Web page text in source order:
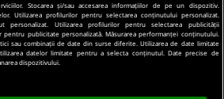
Stocarea și/sau accesarea informațiilor de pe un dispozitiv.
Utilizarea profilurilor pentru selectarea conținutului personalizat.
personalizat. Utilizarea profilurilor pentru selectarea publicității
pentru publicitate personalizată. Măsurarea performanței conținutului.
sau combinații de date din surse diferite. Utilizarea de date limitate
datelor limitate pentru a selecta conținutul. Date precise de
dispozitivului.